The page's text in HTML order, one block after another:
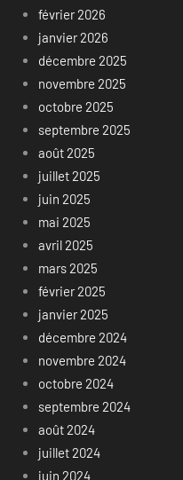
février 2026
janvier 2026
décembre 2025
novembre 2025
octobre 2025
septembre 2025
août 2025
juillet 2025
juin 2025
mai 2025
avril 2025
mars 2025
février 2025
janvier 2025
décembre 2024
novembre 2024
octobre 2024
septembre 2024
août 2024
juillet 2024
juin 2024